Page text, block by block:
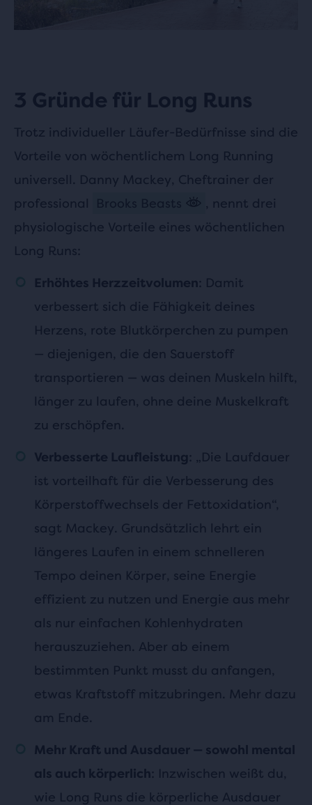
3 Gründe für Long Runs
Trotz individueller Läufer-Bedürfnisse sind die
Vorteile von wöchentlichem Long Running
universell. Danny Mackey, Cheftrainer der
professional
, nennt drei
physiologische Vorteile eines wöchentlichen
Long Runs:
Erhöhtes Herzzeitvolumen: Damit
verbessert sich die Fähigkeit deines
Herzens, rote Blutkörperchen zu pumpen
— diejenigen, die den Sauerstoff
transportieren — was deinen Muskeln hilft,
länger zu laufen, ohne deine Muskelkraft
zu erschöpfen.
Verbesserte Laufleistung : „Die Laufdauer
ist vorteilhaft für die Verbesserung des
Körperstoffwechsels der Fettoxidation“,
sagt Mackey. Grundsätzlich lehrt ein
längeres Laufen in einem schnelleren
Tempo deinen Körper, seine Energie
effizient zu nutzen und Energie aus mehr
als nur einfachen Kohlenhydraten
herauszuziehen. Aber ab einem
bestimmten Punkt musst du anfangen,
etwas Kraftstoff mitzubringen. Mehr dazu
am Ende.
Mehr Kraft und Ausdauer — sowohl mental
als auch körperlich: Inzwischen weißt du,
wie Long Runs die körperliche Ausdauer